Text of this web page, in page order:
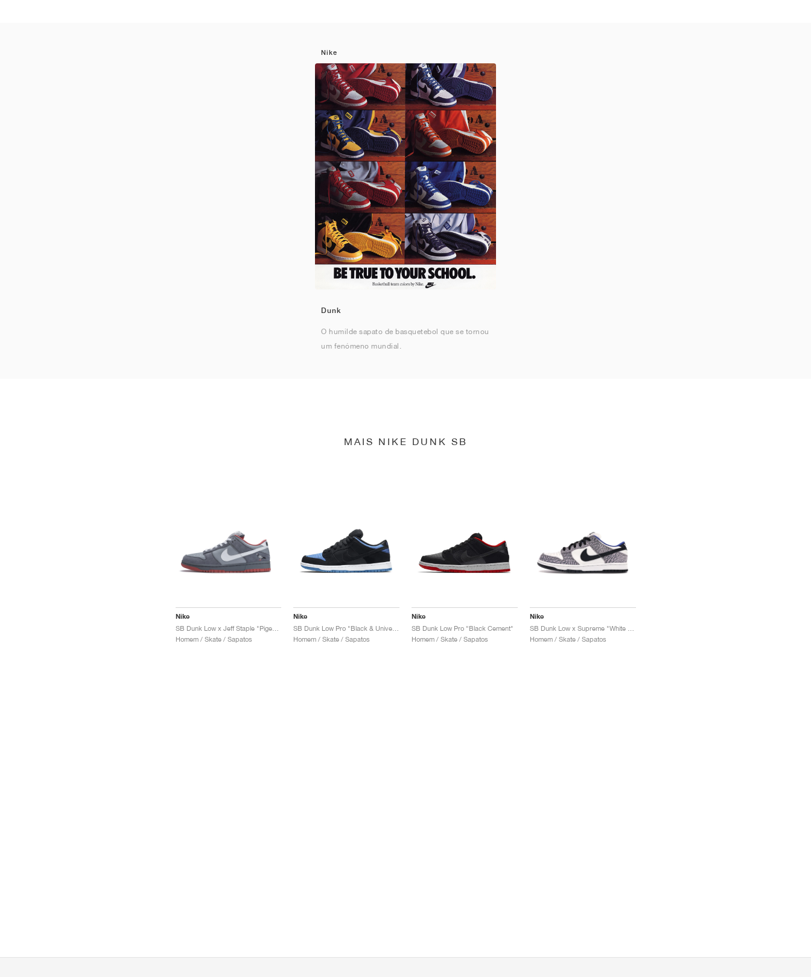
Nike
Dunk
O humilde sapato de basquetebol que se tornou
um fenómeno mundial.
MAIS NIKE DUNK SB
Nike
SB Dunk Low x Jeff Staple "Pigeon"
Homem / Skate / Sapatos
Nike
Homem / Skate / Sapatos
Nike
SB Dunk Low Pro "Black Cement"
Homem / Skate / Sapatos
Nike
Homem / Skate / Sapatos